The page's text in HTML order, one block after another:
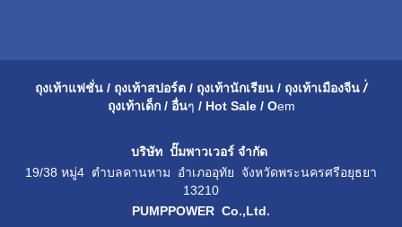
ถุงเท้าแฟชั่น / ถุงเท้าสปอร์ต / ถุงเท้านักเรียน / ถุงเท้าเมืองจีน /่
ถุงเท้าเด็ก / อื่นๆ / Hot Sale / Oem
บริษัท ปั๊มพาวเวอร์ จำกัด
19/38 หมู่4 ตำบลคานหาม อำเภออุทัย จังหวัดพระนครศรีอยุธยา
13210
PUMPPOWER Co.,Ltd.